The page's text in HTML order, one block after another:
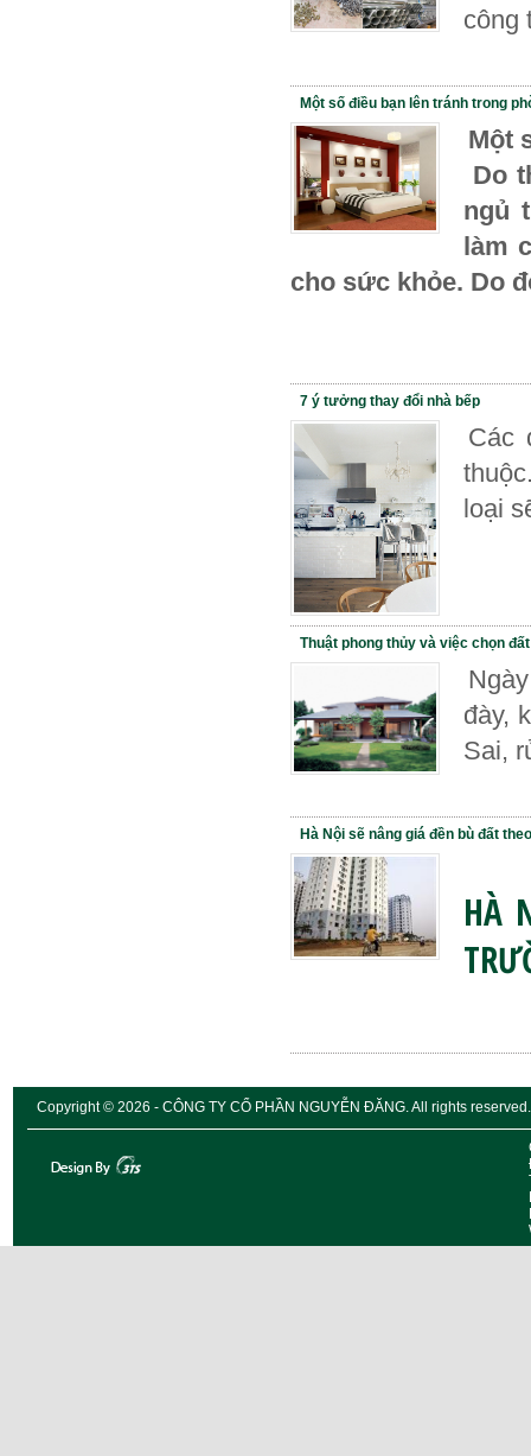
công
Một số điều bạn lên tránh trong
Một
Do
ngủ
làm
cho sức khỏe. Do
7 ý tưởng thay đổi nhà bếp
Các
loại
Thuật phong thủy và việc chọn
đày,
Sai,
Hà Nội sẽ nâng giá đền bù đất
HÀ
Copyright © 2026 - CÔNG TY CỔ PHẦN NGUYỄN ĐĂNG. All rights reserved.